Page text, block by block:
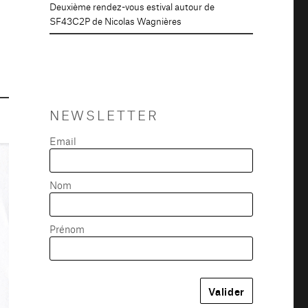
Deuxième rendez-vous estival autour de
SF43C2P de Nicolas Wagnières
NEWSLETTER
Email
Nom
Prénom